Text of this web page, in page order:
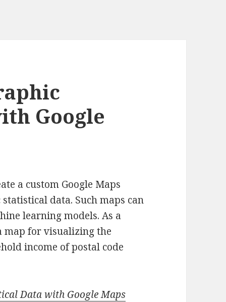
Google
a custom Google Maps
data. Such maps can
learning models. As a
map for visualizing the
income of postal code
Data with Google Maps